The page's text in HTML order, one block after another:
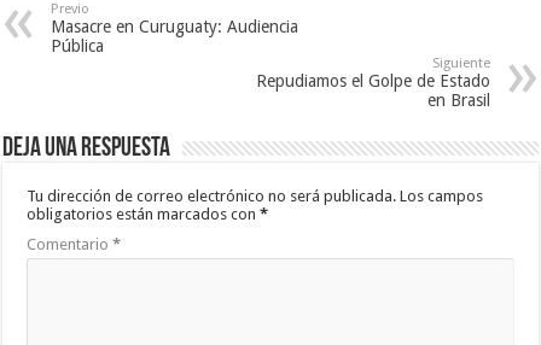
Previo
Masacre en Curuguaty: Audiencia
Pública
Siguiente
Repudiamos el Golpe de Estado
en Brasil
Deja una respuesta
Tu dirección de correo electrónico no será publicada. Los campos
obligatorios están marcados con*
Comentario*